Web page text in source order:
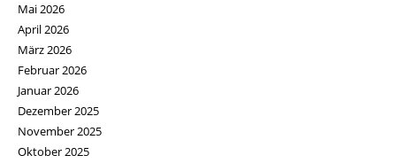
Mai 2026
April 2026
März 2026
Februar 2026
Januar 2026
Dezember 2025
November 2025
Oktober 2025